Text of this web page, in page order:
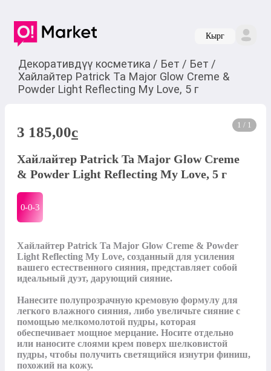
Кырг
Декоративдүү косметика / Бет / Бет /
Хайлайтер Patrick Ta Major Glow Creme &
Powder Light Reflecting My Love, 5 г
1 / 1
3 185,00c
Хайлайтер Patrick Ta Major Glow Creme
& Powder Light Reflecting My Love, 5 г
0-0-3
Хайлайтер Patrick Ta Major Glow Creme & Powder
Light Reflecting My Love, созданный для усиления
вашего естественного сияния, представляет собой
идеальный дуэт, дарующий сияние.
Нанесите полупрозрачную кремовую формулу для
легкого влажного сияния, либо увеличьте сияние с
помощью мелкомолотой пудры, которая
обеспечивает мощное мерцание. Носите отдельно
или наносите слоями крем поверх шелковистой
пудры, чтобы получить светящийся изнутри финиш,
похожий на кожу.